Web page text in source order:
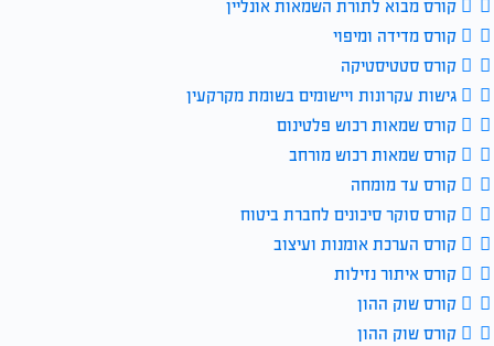
קורס מבוא לתורת השמאות אונליין
קורס מדידה ומיפוי
קורס סטטיסטיקה
גישות עקרונות ויישומים בשומת מקרקעין
קורס שמאות רכוש פלטינום
קורס שמאות רכוש מורחב
קורס עד מומחה
קורס סוקר סיכונים לחברת ביטוח
קורס הערכת אומנות ועיצוב
קורס איתור נזילות
קורס שוק ההון
קורס שוק ההון